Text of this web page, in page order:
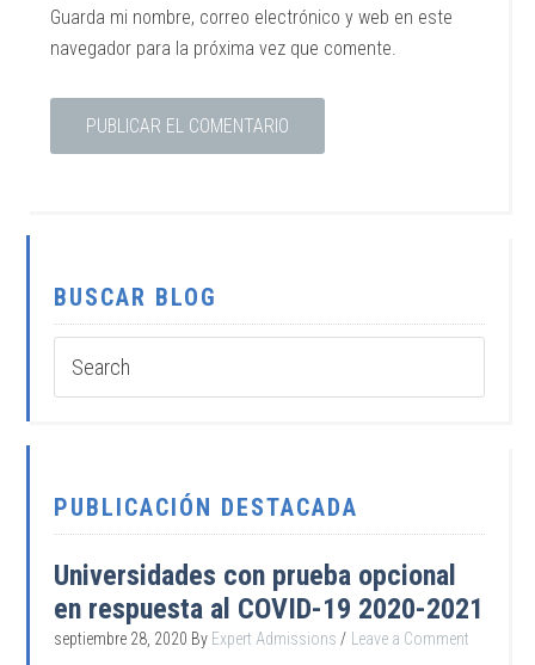
Guarda mi nombre, correo electrónico y web en este
navegador para la próxima vez que comente.
BUSCAR BLOG
PUBLICACIÓN DESTACADA
Universidades con prueba opcional
en respuesta al COVID-19 2020-2021
septiembre 28, 2020 By Expert Admissions Leave a Comment